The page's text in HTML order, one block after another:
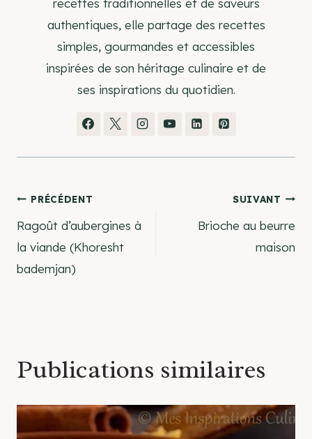
authentiques, elle partage des recettes
simples, gourmandes et accessibles
inspirées de son héritage culinaire et de
ses inspirations du quotidien.
Navigation
de
l’article
PRÉCÉDENT
Ragoût d’aubergines à
la viande (Khoresht
bademjan)
SUIVANT
Brioche au beurre
maison
Publications similaires